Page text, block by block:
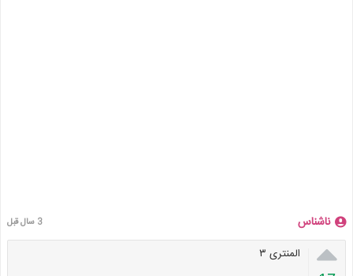
ناشناس 3 سال قبل
 المنتری ۳